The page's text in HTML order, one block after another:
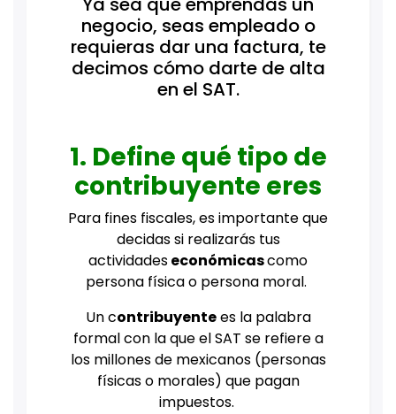
negocio, seas empleado o
requieras dar una factura, te
decimos cómo darte de alta
en el SAT.
1. Define qué tipo de
contribuyente eres
Para fines fiscales, es importante que
decidas si realizarás tus
actividadeseconómicascomo
persona física o persona moral.
Un contribuyentees la palabra
formal con la que el SAT se refiere a
los millones de mexicanos (personas
físicas o morales) que pagan
impuestos.